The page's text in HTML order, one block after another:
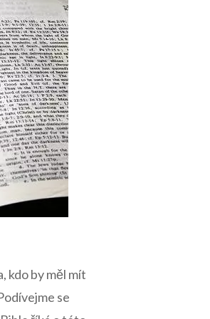
kdo by měl mít
se